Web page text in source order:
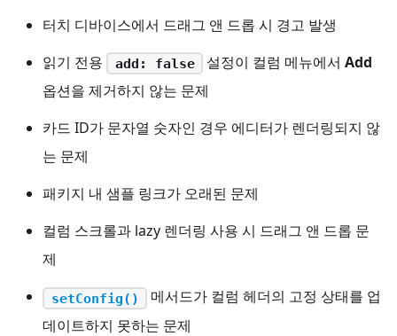
터치 디바이스에서 드래그 앤 드롭 시 경고 발생
읽기 전용
add: false 설정이 컬럼 메뉴에서Add
옵션을 제거하지 않는 문제
카드 ID가 문자열 숫자인 경우 에디터가 렌더링되지 않
는 문제
패키지 내 샘플 링크가 오래된 문제
컬럼 스크롤과 lazy 렌더링 사용 시 드래그 앤 드롭 문
제
setConfig()
메서드가 컬럼 헤더의 고정 상태를 업
데이트하지 못하는 문제